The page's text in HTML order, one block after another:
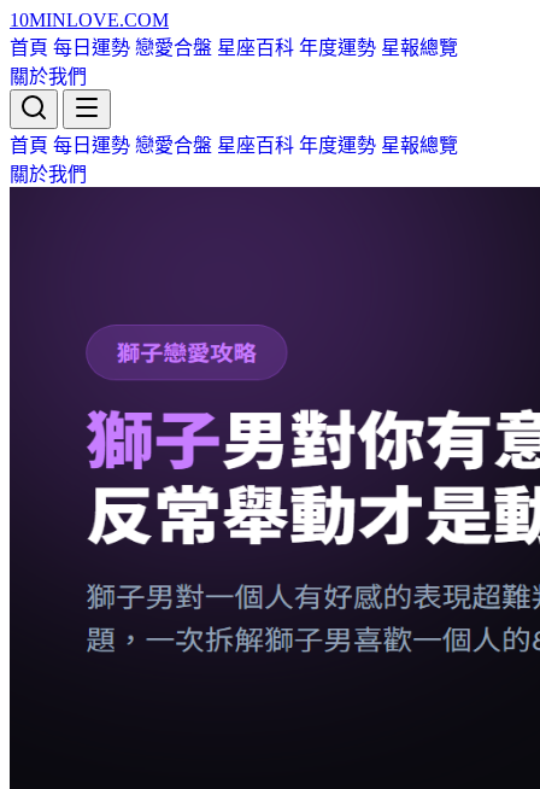
10MINLOVE.COM
首頁 每日運勢 戀愛合盤 星座百科 年度運勢 星報總覽
關於我們
首頁 每日運勢 戀愛合盤 星座百科 年度運勢 星報總覽
關於我們